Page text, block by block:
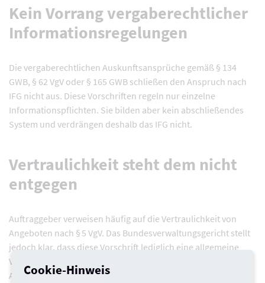
Kein Vorrang vergaberechtlicher
Informationsregelungen
Die vergaberechtlichen Auskunftsansprüche gemäß § 134
GWB, § 62 VgV oder § 165 GWB schließen den Anspruch nach
IFG nicht aus. Diese Vorschriften regeln nur einzelne
Informationspflichten. Sie bilden aber kein abschließendes
System und verdrängen deshalb das IFG nicht.
Vertraulichkeit steht dem nicht
entgegen
Auftraggeber verweisen häufig auf die Vertraulichkeit von
Angeboten nach § 5 VgV. Das Bundesverwaltungsgericht stellt
jedoch klar, dass diese Vorschrift lediglich eine allgemeine
Vertraulichkeitsregelung darstellt. Sie verpflichtet den
Auftraggeber, Angebote und auch die
Cookie-Hinweis